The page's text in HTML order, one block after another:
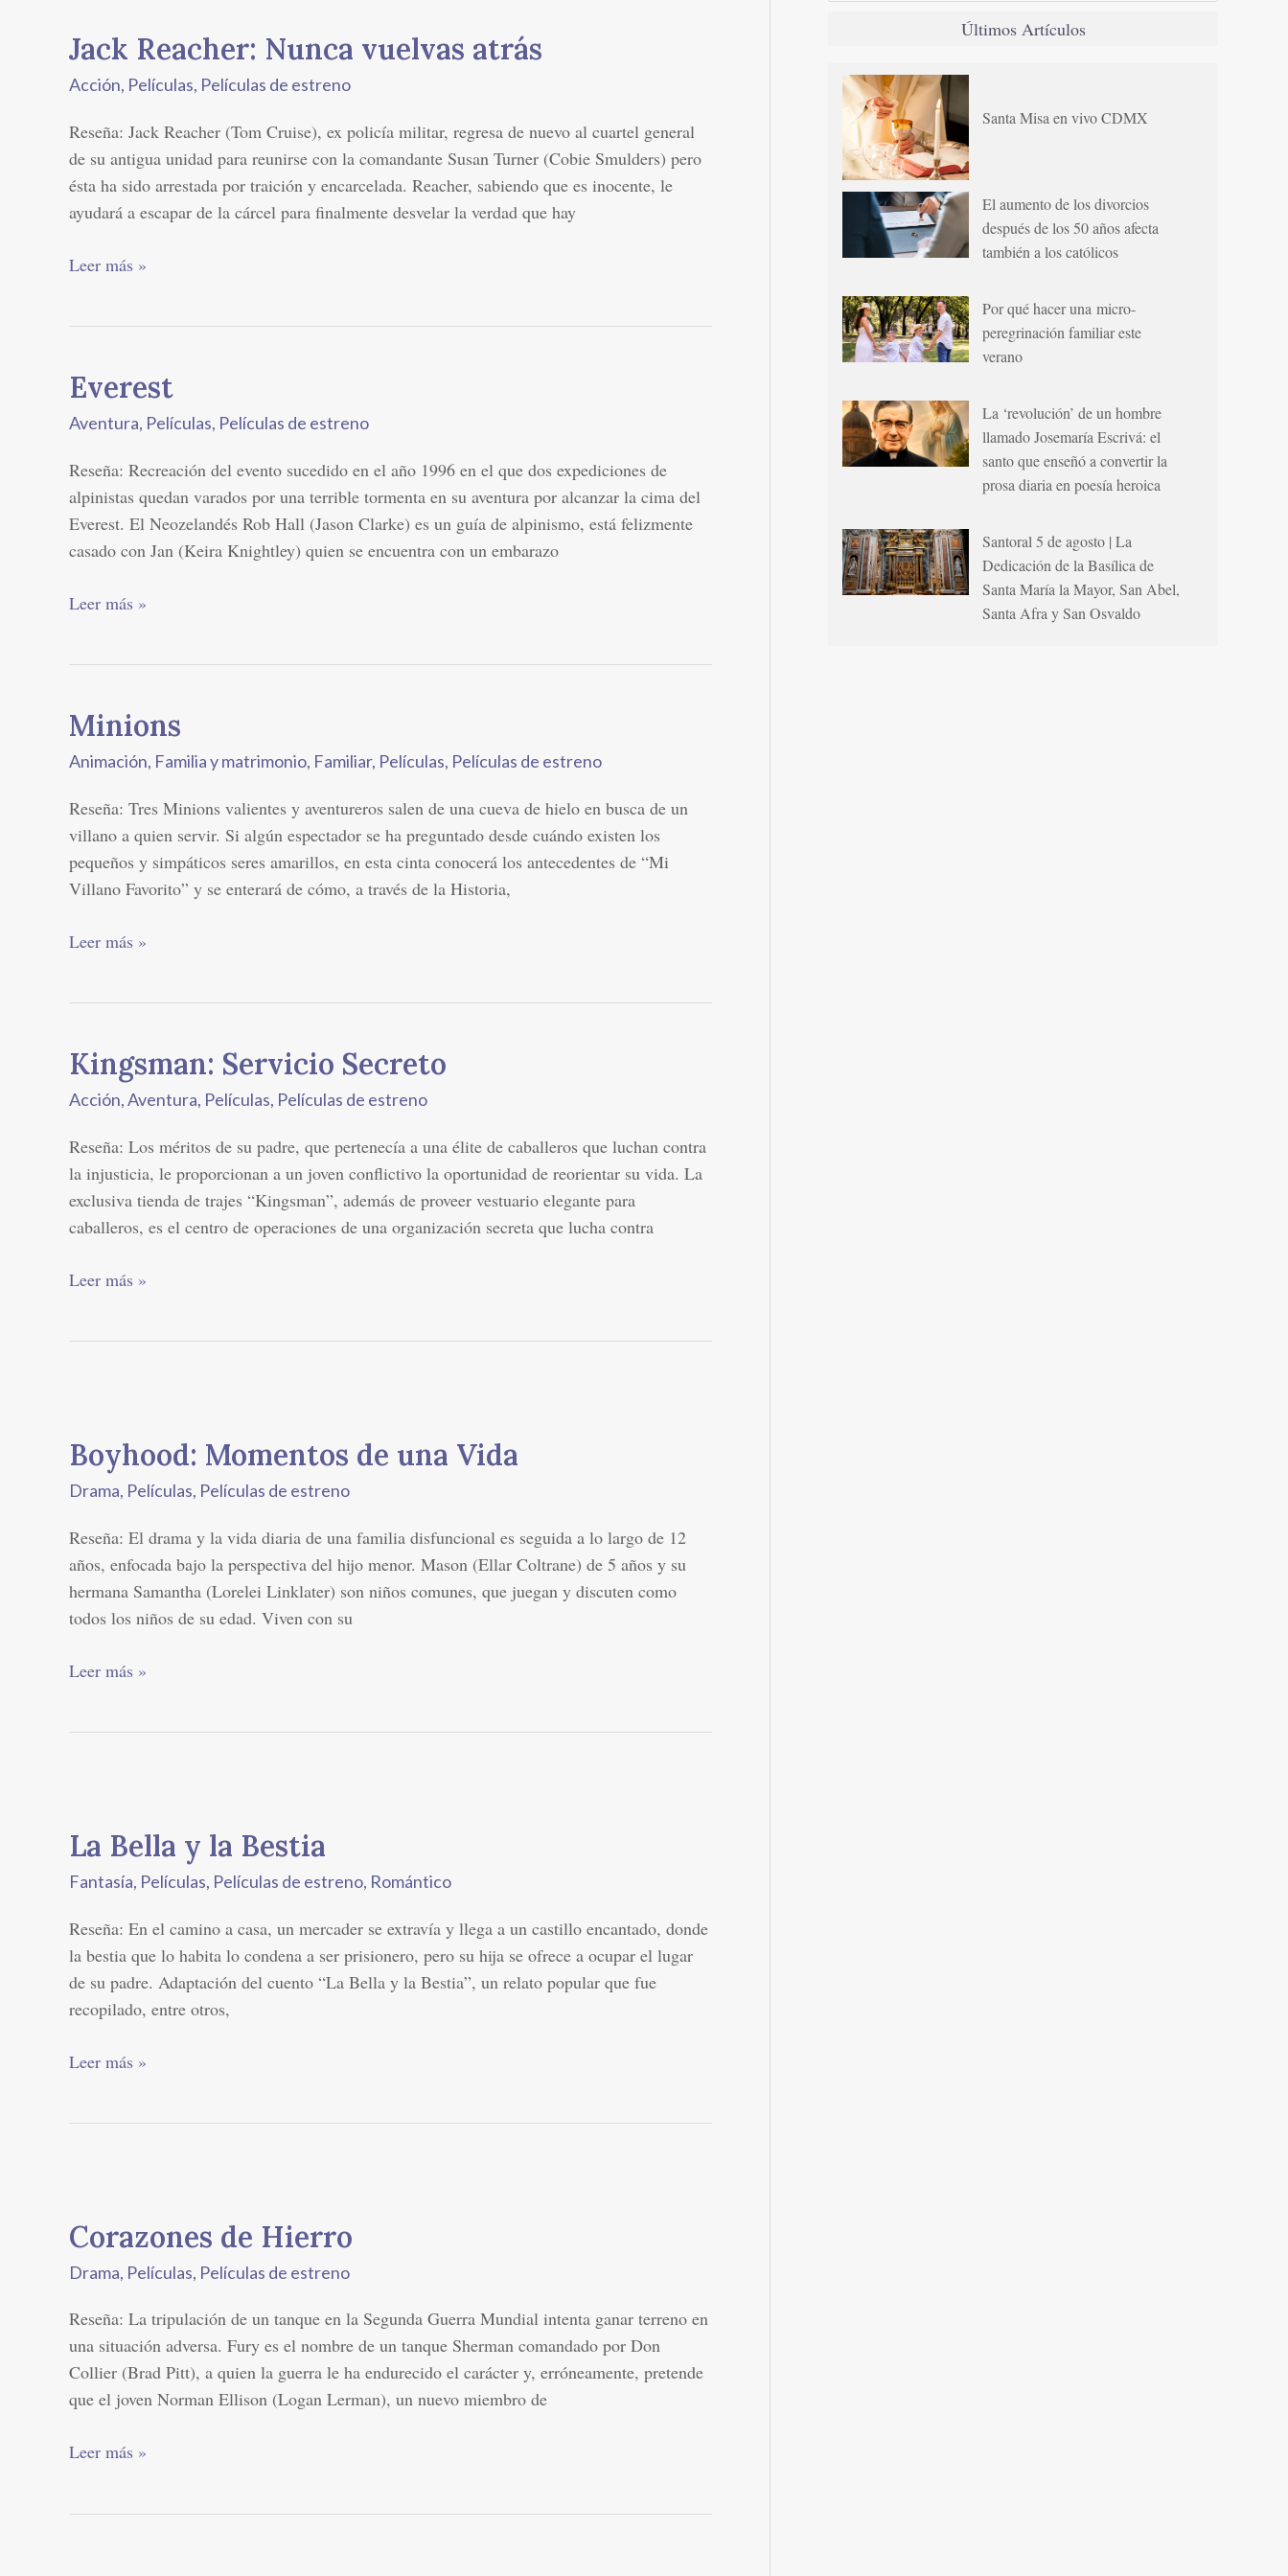
Jack Reacher: Nunca vuelvas atrás
Acción, Películas, Películas de estreno
Reseña: Jack Reacher (Tom Cruise), ex policía militar, regresa de nuevo al cuartel general
de su antigua unidad para reunirse con la comandante Susan Turner (Cobie Smulders) pero
ésta ha sido arrestada por traición y encarcelada. Reacher, sabiendo que es inocente, le
ayudará a escapar de la cárcel para finalmente desvelar la verdad que hay
Jack
Nunca
vuelvas
atrás
Leer más »
Everest
Aventura, Películas, Películas de estreno
Reseña: Recreación del evento sucedido en el año 1996 en el que dos expediciones de
alpinistas quedan varados por una terrible tormenta en su aventura por alcanzar la cima del
Everest. El Neozelandés Rob Hall (Jason Clarke) es un guía de alpinismo, está felizmente
casado con Jan (Keira Knightley) quien se encuentra con un embarazo
Everest
Leer más »
Minions
Animación, Familia y matrimonio, Familiar, Películas, Películas de estreno
Reseña: Tres Minions valientes y aventureros salen de una cueva de hielo en busca de un
villano a quien servir. Si algún espectador se ha preguntado desde cuándo existen los
pequeños y simpáticos seres amarillos, en esta cinta conocerá los antecedentes de “Mi
Villano Favorito” y se enterará de cómo, a través de la Historia,
Minions
Leer más »
Kingsman: Servicio Secreto
Acción,Aventura, Películas, Películas de estreno
Reseña: Los méritos de su padre, que pertenecía a una élite de caballeros que luchan contra
la injusticia, le proporcionan a un joven conflictivo la oportunidad de reorientar su vida. La
exclusiva tienda de trajes “Kingsman”, además de proveer vestuario elegante para
caballeros, es el centro de operaciones de una organización secreta que lucha contra
Kingsman:
Servicio
Secreto
Leer más »
Boyhood: Momentos de una Vida
Drama, Películas, Películas de estreno
Reseña: El drama y la vida diaria de una familia disfuncional es seguida a lo largo de 12
años, enfocada bajo la perspectiva del hijo menor. Mason (Ellar Coltrane) de 5 años y su
hermana Samantha (Lorelei Linklater) son niños comunes, que juegan y discuten como
todos los niños de su edad. Viven con su
de
Vida
Leer más »
La Bella y la Bestia
Fantasía, Películas, Películas de estreno, Romántico
Reseña: En el camino a casa, un mercader se extravía y llega a un castillo encantado, donde
la bestia que lo habita lo condena a ser prisionero, pero su hija se ofrece a ocupar el lugar
de su padre. Adaptación del cuento “La Bella y la Bestia”, un relato popular que fue
recopilado, entre otros,
y
Bestia
Leer más »
Corazones de Hierro
Drama, Películas, Películas de estreno
Reseña: La tripulación de un tanque en la Segunda Guerra Mundial intenta ganar terreno en
una situación adversa. Fury es el nombre de un tanque Sherman comandado por Don
Collier (Brad Pitt), a quien la guerra le ha endurecido el carácter y, erróneamente, pretende
que el joven Norman Ellison (Logan Lerman), un nuevo miembro de
Hierro
Leer más »
Últimos Artículos
Santa Misa en vivo CDMX
El aumento de los divorcios
después de los 50 años afecta
también a los católicos
Por qué hacer una micro-
peregrinación familiar este
verano
La ‘revolución’ de un hombre
llamado Josemaría Escrivá: el
santo que enseñó a convertir la
prosa diaria en poesía heroica
Santoral 5 de agosto | La
Dedicación de la Basílica de
Santa María la Mayor, San Abel,
Santa Afra y San Osvaldo